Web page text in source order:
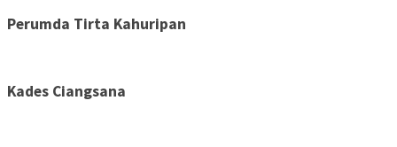
Perumda Tirta Kahuripan
Kades Ciangsana